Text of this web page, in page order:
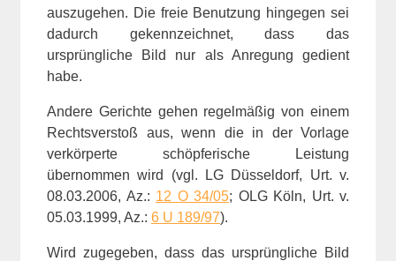
auszugehen. Die freie Benutzung hingegen sei
dadurch gekennzeichnet, dass das
ursprüngliche Bild nur als Anregung gedient
habe.
Andere Gerichte gehen regelmäßig von einem
Rechtsverstoß aus, wenn die in der Vorlage
verkörperte schöpferische Leistung
übernommen wird (vgl. LG Düsseldorf, Urt. v.
08.03.2006, Az.: 12 O 34/05; OLG Köln, Urt. v.
05.03.1999, Az.: 6 U 189/97).
Wird zugegeben, dass das ursprüngliche Bild